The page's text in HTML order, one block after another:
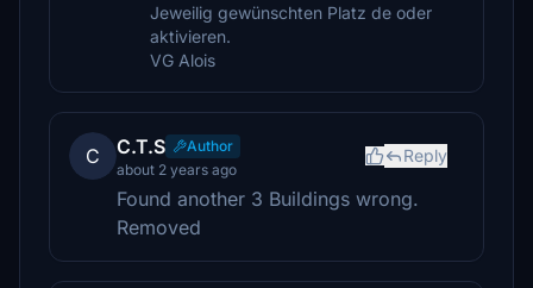
Jeweilig gewünschten Platz de oder
aktivieren.
VG Alois
C C.T.S
Author
about 2 years ago
Reply
Found another 3 Buildings wrong.
Removed